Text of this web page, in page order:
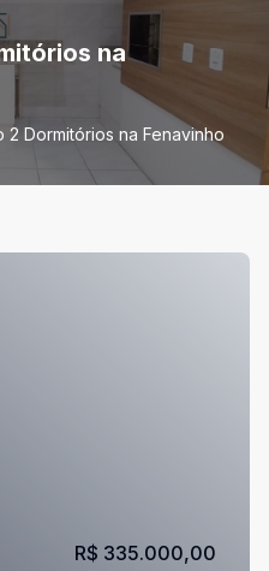
na
2 Dormitórios na Fenavinho
R$ 335.000,00